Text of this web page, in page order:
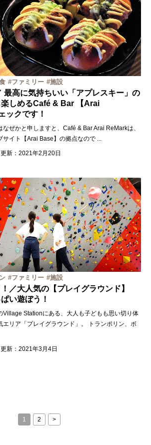
ファミリー 施設
最高に気持ちいい「アプレスキー」の
しめるCafé & Bar 【Arai
ックです！
ぜかと申しますと、Café & Bar Arai ReMarkは、
サイト【Arai Base】の拠点なので
更新：2021年2月20日
ファミリー 施設
／大人気の【プレイグラウンド】
い遊ぼう！
Village Stationにある、大人も子どもも思い切り体
エリア「プレイグラウンド」。 トランポリン、ボ
更新：2021年3月4日
1 2 >